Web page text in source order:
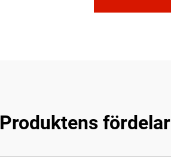
Produktens fördelar